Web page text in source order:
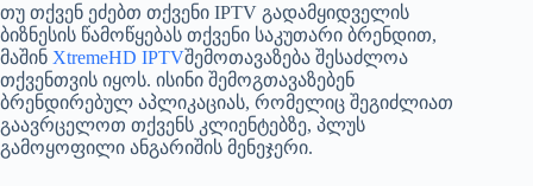
თუ თქვენ ეძებთ თქვენი IPTV გადამყიდველის
ბიზნესის წამოწყებას თქვენი საკუთარი ბრენდით,
მაშინ XtremeHD IPTVშემოთავაზება შესაძლოა
თქვენთვის იყოს. ისინი შემოგთავაზებენ
ბრენდირებულ აპლიკაციას, რომელიც შეგიძლიათ
გაავრცელოთ თქვენს კლიენტებზე, პლუს
გამოყოფილი ანგარიშის მენეჯერი.